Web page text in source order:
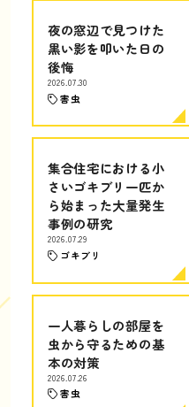
夜の窓辺で見つけた
黒い影を叩いた日の
後悔
2026.07.30
害虫
集合住宅における小
さいゴキブリ一匹か
ら始まった大量発生
事例の研究
2026.07.29
ゴキブリ
一人暮らしの部屋を
虫から守るための基
本の対策
2026.07.26
害虫